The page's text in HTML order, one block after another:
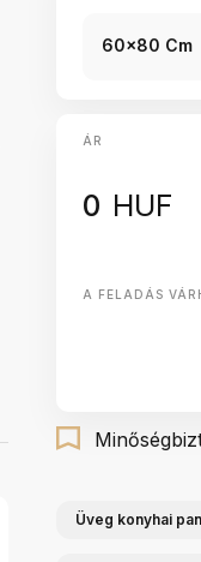
60x80 Cm
ÁR
0 HUF
A FELADÁS
Üveg konyhai